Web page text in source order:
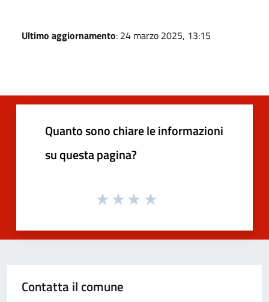
Ultimo aggiornamento: 24 marzo 2025, 13:15
Quanto sono chiare le informazioni
su questa pagina?
Contatta il comune